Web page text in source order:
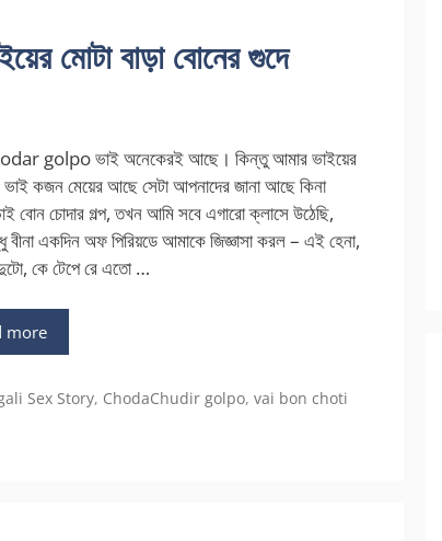
মোটা বাড়া বোনের গুদে
golpo ভাই অনেকেরই আছে। কিন্তু আমার ভাইয়ের
ভাই কজন মেয়ের আছে সেটা আপনাদের জানা আছে কিনা
বোন চোদার গল্প, তখন আমি সবে এগারো ক্লাসে উঠেছি,
বীনা একদিন অফ পিরিয়ডে আমাকে জিজ্ঞাসা করল – এই হেনা,
কে টেপে রে এতো …
more
Sex Story, ChodaChudir golpo,vai bon choti